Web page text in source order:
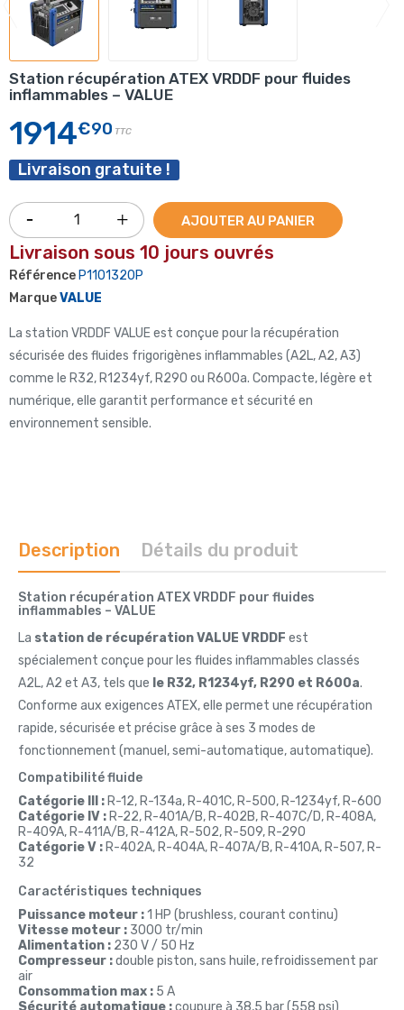
Station récupération ATEX VRDDF pour fluides
inflammables – VALUE
1914€90 TTC
Livraison gratuite !
AJOUTER AU PANIER
Livraison sous 10 jours ouvrés
Référence P1101320P
MarqueVALUE
La station VRDDF VALUE est conçue pour la récupération
sécurisée des fluides frigorigènes inflammables (A2L, A2, A3)
comme le R32, R1234yf, R290 ou R600a. Compacte, légère et
numérique, elle garantit performance et sécurité en
environnement sensible.
Description Détails du produit
Station récupération ATEX VRDDF pour fluides
inflammables – VALUE
La station de récupération VALUE VRDDF est
spécialement conçue pour les fluides inflammables classés
A2L, A2 et A3, tels que le R32, R1234yf, R290 et R600a.
Conforme aux exigences ATEX, elle permet une récupération
rapide, sécurisée et précise grâce à ses 3 modes de
fonctionnement (manuel, semi-automatique, automatique).
Compatibilité fluide
Catégorie III : R-12, R-134a, R-401C, R-500, R-1234yf, R-600
Catégorie IV : R-22, R-401A/B, R-402B, R-407C/D, R-408A,
R-409A, R-411A/B, R-412A, R-502, R-509, R-290
Catégorie V : R-402A, R-404A, R-407A/B, R-410A, R-507, R-
32
Caractéristiques techniques
Puissance moteur :1 HP (brushless, courant continu)
Vitesse moteur : 3000 tr/min
Alimentation : 230 V / 50 Hz
Compresseur :double piston, sans huile, refroidissement par
air
Consommation max : 5 A
Sécurité automatique :coupure à 38,5 bar (558 psi)